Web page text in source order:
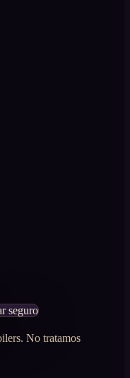
seguro
No tratamos